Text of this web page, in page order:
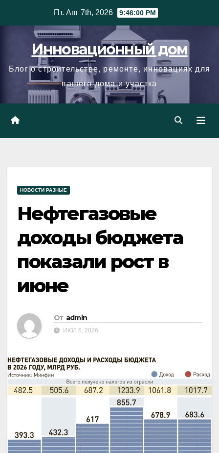
Пт. Авг 7th, 2026 9:46:01 PM
Инновационный дом
Блог о строительстве, ремонте, инновациях для
вашего дома и участка
НОВОСТИ РАЗНЫЕ
Нефтегазовые
доходы бюджета
показали рост в
июне
От admin
ИЮЛ 6, 2026